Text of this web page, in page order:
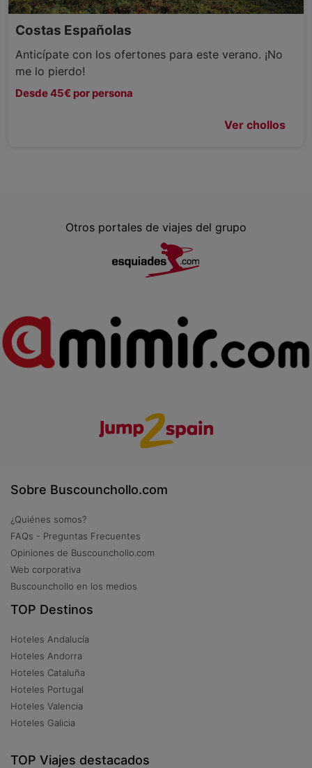
Costas Españolas
Anticípate con los ofertones para este verano. ¡No
me lo pierdo!
Desde 45€ por persona
Ver chollos
Otros portales de viajes del grupo
Sobre Buscounchollo.com
¿Quiénes somos?
FAQs - Preguntas Frecuentes
Opiniones de Buscounchollo.com
Web corporativa
Buscounchollo en los medios
TOP Destinos
Hoteles Andalucía
Hoteles Andorra
Hoteles Cataluña
Hoteles Portugal
Hoteles Valencia
Hoteles Galicia
TOP Viajes destacados